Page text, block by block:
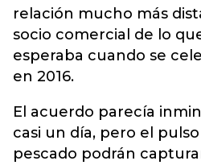
relación mucho más
socio comercial de lo
esperaba cuando se
en 2016.
El acuerdo parecía
casi un día, pero el
pescado podrán